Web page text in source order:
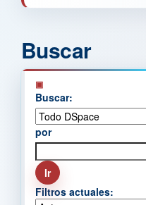
Buscar
Buscar:
por
Filtros actuales: